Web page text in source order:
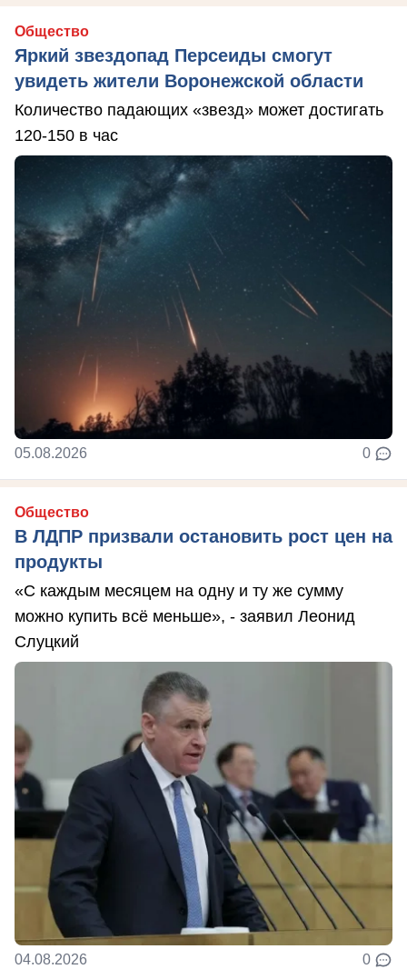
Общество
Яркий звездопад Персеиды смогут
увидеть жители Воронежской области
Количество падающих «звезд» может достигать
120-150 в час
05.08.2026 0
Общество
В ЛДПР призвали остановить рост цен на
продукты
«С каждым месяцем на одну и ту же сумму
можно купить всё меньше», - заявил Леонид
Слуцкий
04.08.2026 0